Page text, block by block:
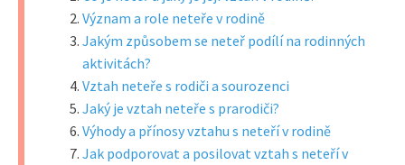
Význam a role neteře v rodině
Jakým způsobem se neteř podílí na rodinných
aktivitách?
Vztah neteře s rodiči a sourozenci
Jaký je vztah neteře s prarodiči?
Výhody a přínosy vztahu s neteří v rodině
Jak podporovat a posilovat vztah s neteří v